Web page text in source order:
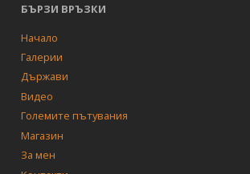
БЪРЗИ ВРЪЗКИ
Начало
Галерии
Държави
Видео
Големите пътувания
Магазин
За мен